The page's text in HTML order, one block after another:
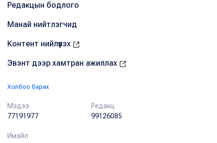
Редакцын бодлого
Манай нийтлэгчид
Контент нийлүүлэх
Эвэнт дээр хамтран ажиллах
Холбоо барих
Мэдээ
77191977
Редакц
99126085
Имэйл